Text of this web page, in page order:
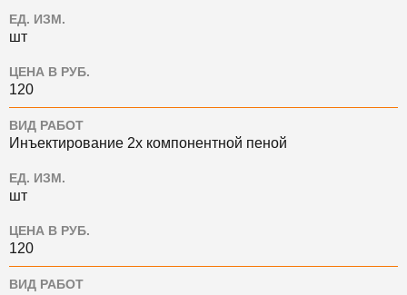
ЕД. ИЗМ.
шт
ЦЕНА В РУБ.
120
ВИД РАБОТ
Инъектирование 2х компонентной пеной
ЕД. ИЗМ.
шт
ЦЕНА В РУБ.
120
ВИД РАБОТ